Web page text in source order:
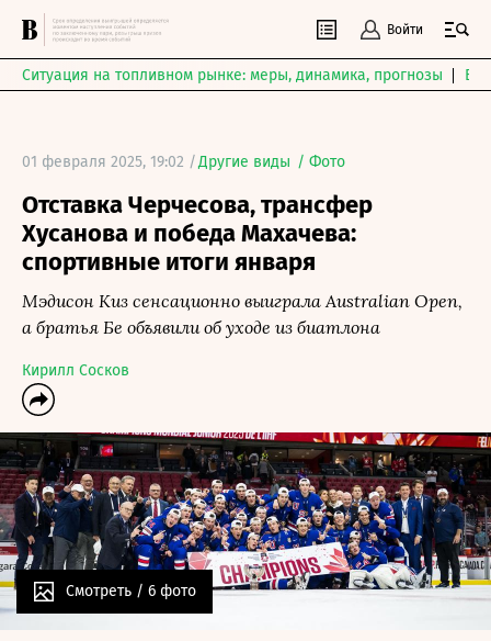
Войти
Ситуация на топливном рынке: меры, динамика, прогнозы
01 февраля 2025, 19:02 /Другие виды / Фото
Отставка Черчесова, трансфер
Хусанова и победа Махачева:
спортивные итоги января
Мэдисон Киз сенсационно выиграла Australian Open,
а братья Бе объявили об уходе из биатлона
Кирилл Сосков
Смотреть / 6 фото